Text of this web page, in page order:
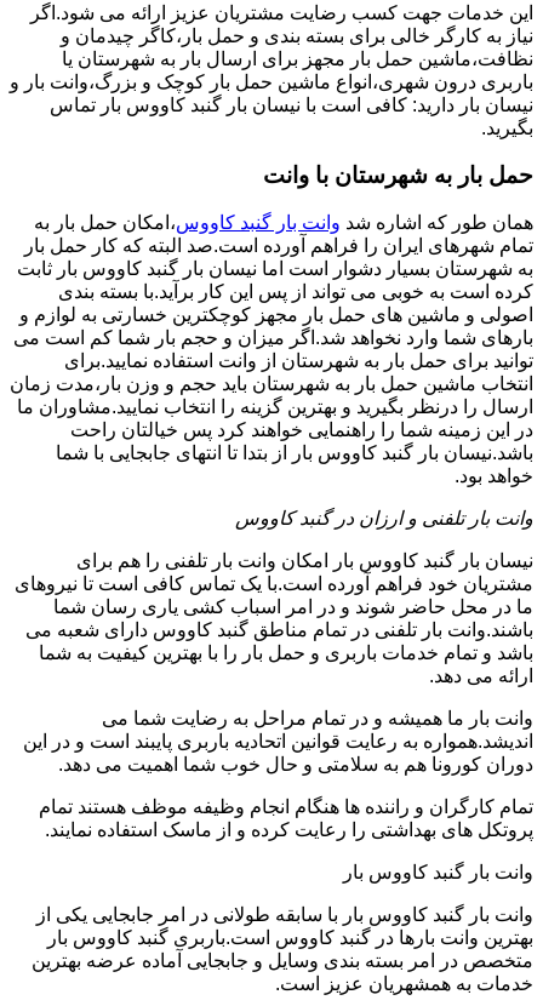
این خدمات جهت کسب رضایت مشتریان عزیز ارائه می شود.اگر
نیاز به کارگر خالی برای بسته بندی و حمل بار،کاگر چیدمان و
نظافت،ماشین حمل بار مجهز برای ارسال بار به شهرستان یا
باربری درون شهری،انواع ماشین حمل بار کوچک و بزرگ،وانت بار و
نیسان بار دارید: کافی است با نیسان بار گنبد کاووس بار تماس
بگیرید.
حمل بار به شهرستان با وانت
همان طور که اشاره شد وانت بار گنبد کاووس،امکان حمل بار به
تمام شهرهای ایران را فراهم آورده است.صد البته که کار حمل بار
به شهرستان بسیار دشوار است اما نیسان بار گنبد کاووس بار ثابت
کرده است به خوبی می تواند از پس این کار برآید.با بسته بندی
اصولی و ماشین های حمل بار مجهز کوچکترین خسارتی به لوازم و
بارهای شما وارد نخواهد شد.اگر میزان و حجم بار شما کم است می
توانید برای حمل بار به شهرستان از وانت استفاده نمایید.برای
انتخاب ماشین حمل بار به شهرستان باید حجم و وزن بار،مدت زمان
ارسال را درنظر بگیرید و بهترین گزینه را انتخاب نمایید.مشاوران ما
در این زمینه شما را راهنمایی خواهند کرد پس خیالتان راحت
باشد.نیسان بار گنبد کاووس بار از بتدا تا انتهای جابجایی با شما
خواهد بود.
وانت بار تلفنی و ارزان در گنبد کاووس
نیسان بار گنبد کاووس بار امکان وانت بار تلفنی را هم برای
مشتریان خود فراهم آورده است.با یک تماس کافی است تا نیروهای
ما در محل حاضر شوند و در امر اسباب کشی یاری رسان شما
باشند.وانت بار تلفنی در تمام مناطق گنبد کاووس دارای شعبه می
باشد و تمام خدمات باربری و حمل بار را با بهترین کیفیت به شما
ارائه می دهد.
وانت بار ما همیشه و در تمام مراحل به رضایت شما می
اندیشد.همواره به رعایت قوانین اتحادیه باربری پایبند است و در این
دوران کورونا هم به سلامتی و حال خوب شما اهمیت می دهد.
تمام کارگران و راننده ها هنگام انجام وظیفه موظف هستند تمام
پروتکل های بهداشتی را رعایت کرده و از ماسک استفاده نمایند.
وانت بار گنبد کاووس بار
وانت بار گنبد کاووس بار با سابقه طولانی در امر جابجایی یکی از
بهترین وانت بارها در گنبد کاووس است.باربری گنبد کاووس بار
متخصص در امر بسته بندی وسایل و جابجایی آماده عرضه بهترین
خدمات به همشهریان عزیز است.